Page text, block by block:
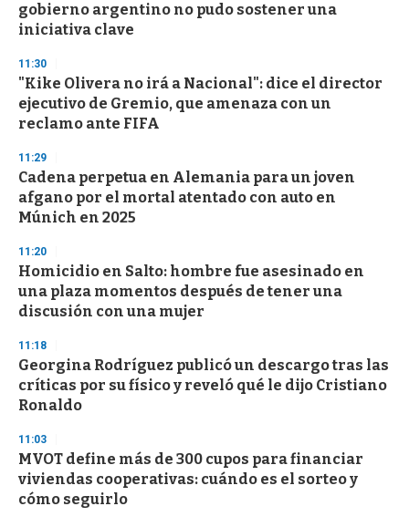
gobierno argentino no pudo sostener una
iniciativa clave
11:30
"Kike Olivera no irá a Nacional": dice el director
ejecutivo de Gremio, que amenaza con un
reclamo ante FIFA
11:29
Cadena perpetua en Alemania para un joven
afgano por el mortal atentado con auto en
Múnich en 2025
11:20
Homicidio en Salto: hombre fue asesinado en
una plaza momentos después de tener una
discusión con una mujer
11:18
Georgina Rodríguez publicó un descargo tras las
críticas por su físico y reveló qué le dijo Cristiano
Ronaldo
11:03
MVOT define más de 300 cupos para financiar
viviendas cooperativas: cuándo es el sorteo y
cómo seguirlo